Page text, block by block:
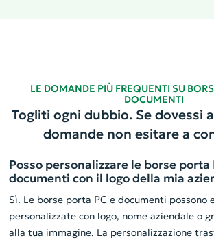
LE DOMANDE PIÙ FREQUENTI SU
DOCUMENTI
Togliti ogni dubbio. Se dovessi
domande non esitare a
Posso personalizzare le borse porta
documenti con il logo della mia
Sì. Le borse porta PC e documenti possono
personalizzate con logo, nome aziendale o
alla tua immagine. La personalizzazione